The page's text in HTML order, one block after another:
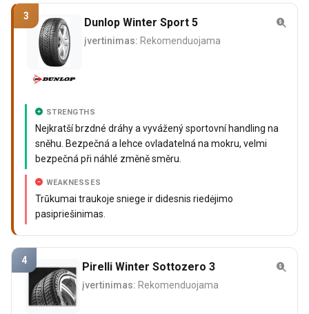
3 Dunlop Winter Sport 5
įvertinimas: Rekomenduojama
STRENGTHS
Nejkratší brzdné dráhy a vyvážený sportovní handling na
sněhu. Bezpečná a lehce ovladatelná na mokru, velmi
bezpečná při náhlé změně směru.
WEAKNESSES
Trūkumai traukoje sniege ir didesnis riedėjimo
pasipriešinimas.
4 Pirelli Winter Sottozero 3
įvertinimas: Rekomenduojama